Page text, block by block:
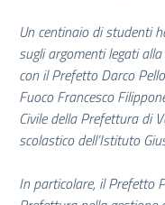
Un centinaio di studenti
sugli argomenti legati
con il Prefetto Darco
Fuoco Francesco
Civile della Prefettura di
scolastico dell’Istituto
In particolare, il Prefetto